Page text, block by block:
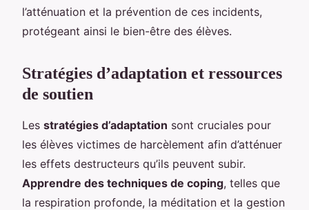
l’atténuation et la prévention de ces incidents,
protégeant ainsi le bien-être des élèves.
Stratégies d’adaptation et ressources
de soutien
Les stratégies d’adaptation sont cruciales pour
les élèves victimes de harcèlement afin d’atténuer
les effets destructeurs qu’ils peuvent subir.
Apprendre des techniques de coping, telles que
la respiration profonde, la méditation et la gestion